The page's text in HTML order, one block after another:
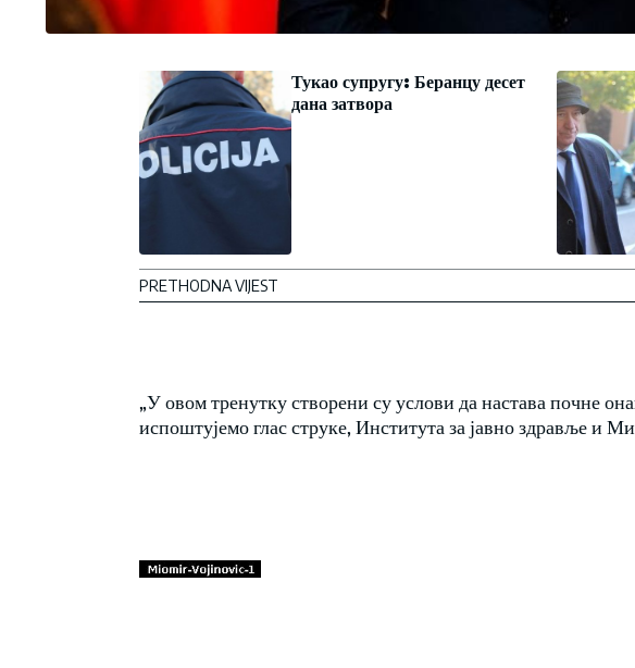
Тукао супругу: Беранцу десет
дана затвора
PRETHODNA VIJEST
„У овом тренутку створени су услови да настава почне
испоштујемо глас струке, Института за јавно здравље и